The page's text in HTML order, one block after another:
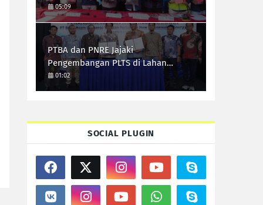
IUP Perseroan
05:09
PTBA dan PNRE Jajaki
Pengembangan PLTS di Lahan
Pascatambang
01:02
SOCIAL PLUGIN